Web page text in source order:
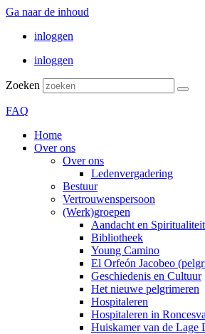
Ga naar de inhoud
inloggen
inloggen
Zoeken
FAQ
Home
Over ons
Over ons
Ledenvergadering
Bestuur
Vertrouwenspersoon
(Werk)groepen
Aandacht en Spiritualiteit
Bibliotheek
Young Camino
El Orfeón Jacobeo
Geschiedenis en Cultuur
Het nieuwe pelgrimeren
Hospitaleren
Hospitaleren in
Huiskamer van de Lage